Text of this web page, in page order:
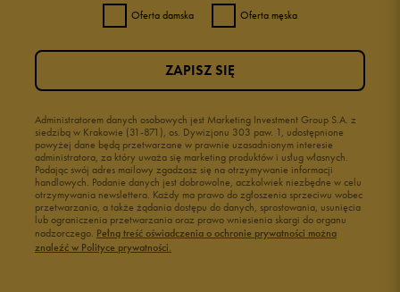
Oferta damska Oferta męska
Administratorem danych osobowych jest Marketing Investment Group S.A. z
siedzibą w Krakowie (31-871), os. Dywizjonu 303 paw. 1, udostępnione
powyżej dane będą przetwarzane w prawnie uzasadnionym interesie
administratora, za który uważa się marketing produktów i usług własnych.
Podając swój adres mailowy zgadzasz się na otrzymywanie informacji
handlowych. Podanie danych jest dobrowolne, aczkolwiek niezbędne w celu
otrzymywania newslettera. Każdy ma prawo do zgłoszenia sprzeciwu wobec
przetwarzania, a także żądania dostępu do danych, sprostowania, usunięcia
lub ograniczenia przetwarzania oraz prawo wniesienia skargi do organu
nadzorczego. Pełną treść oświadczenia o ochronie prywatności można
znaleźć w Polityce prywatności.
ZAPISZ SIĘ